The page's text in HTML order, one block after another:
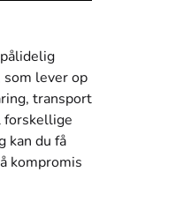
lever op
transport
forskellige
kan du få
kompromis